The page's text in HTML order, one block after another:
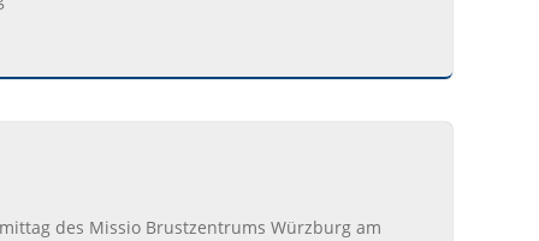
des Missio Brustzentrums Würzburg am